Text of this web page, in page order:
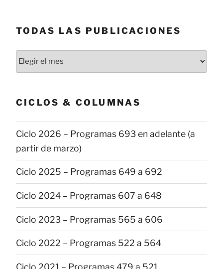
TODAS LAS PUBLICACIONES
Todas
CICLOS & COLUMNAS
Ciclo 2026 – Programas 693 en adelante (a
partir de marzo)
Ciclo 2025 – Programas 649 a 692
Ciclo 2024 – Programas 607 a 648
Ciclo 2023 – Programas 565 a 606
Ciclo 2022 – Programas 522 a 564
Ciclo 2021 – Programas 479 a 521